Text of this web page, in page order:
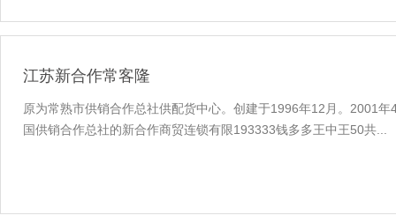
江苏新合作常客隆
原为常熟市供销合作总社供配货中心。创建于1996年12月。2001
国供销合作总社的新合作商贸连锁有限193333钱多多王中王50共...